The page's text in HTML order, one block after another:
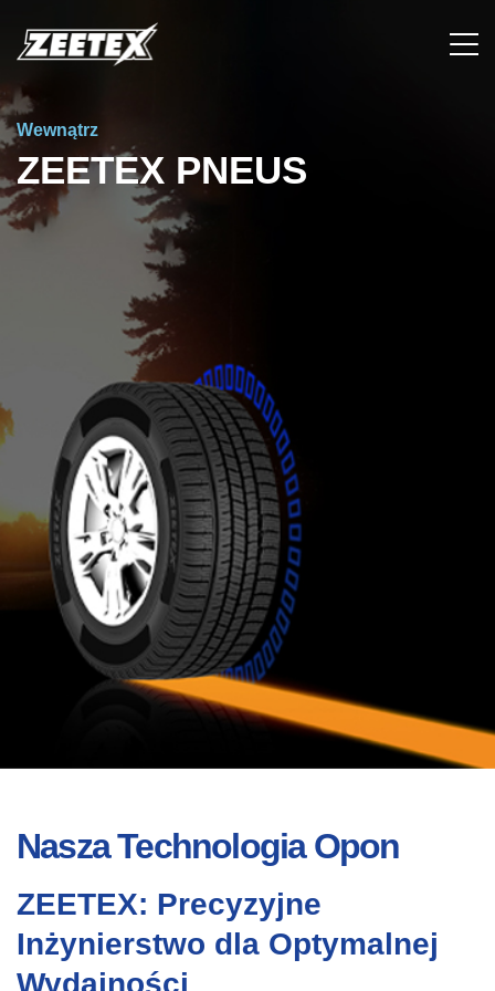
Wewnątrz
ZEETEX PNEUS
Nasza Technologia Opon
ZEETEX: Precyzyjne
Inżynierstwo dla Optymalnej
Wydajności